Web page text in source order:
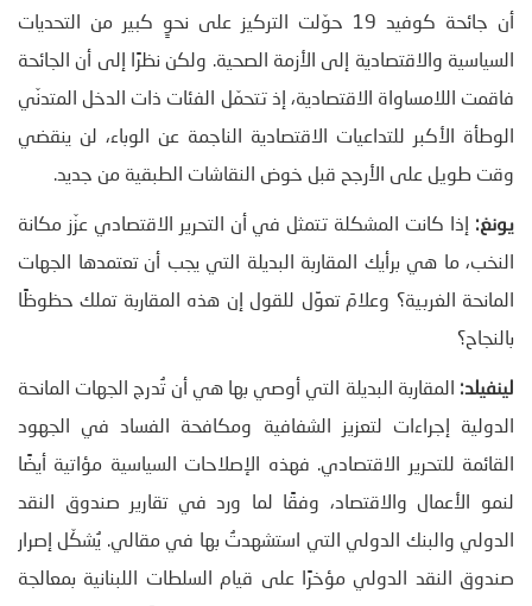
أن جائحة كوفيد 19 حوّلت التركيز على نحوٍ كبير من التحديات
السياسية والاقتصادية إلى الأزمة الصحية. ولكن نظرًا إلى أن الجائحة
فاقمت اللامساواة الاقتصادية، إذ تتحمّل الفئات ذات الدخل المتدنّي
الوطأة الأكبر للتداعيات الاقتصادية الناجمة عن الوباء، لن ينقضي
وقت طويل على الأرجح قبل خوض النقاشات الطبقية من جديد.
يونغ: إذا كانت المشكلة تتمثل في أن التحرير الاقتصادي عزّز مكانة
النخب، ما هي برأيك المقاربة البديلة التي يجب أن تعتمدها الجهات
المانحة الغربية؟ وعلامَ تعوِّل للقول إن هذه المقاربة تملك حظوظًا
بالنجاح؟
لينفيلد: المقاربة البديلة التي أوصي بها هي أن تُدرج الجهات المانحة
الدولية إجراءات لتعزيز الشفافية ومكافحة الفساد في الجهود
القائمة للتحرير الاقتصادي. فهذه الإصلاحات السياسية مؤاتية أيضًا
لنمو الأعمال والاقتصاد، وفقًا لما ورد في تقارير صندوق النقد
الدولي والبنك الدولي التي استشهدتُ بها في مقالي. يُشكّل إصرار
صندوق النقد الدولي مؤخرًا على قيام السلطات اللبنانية بمعالجة